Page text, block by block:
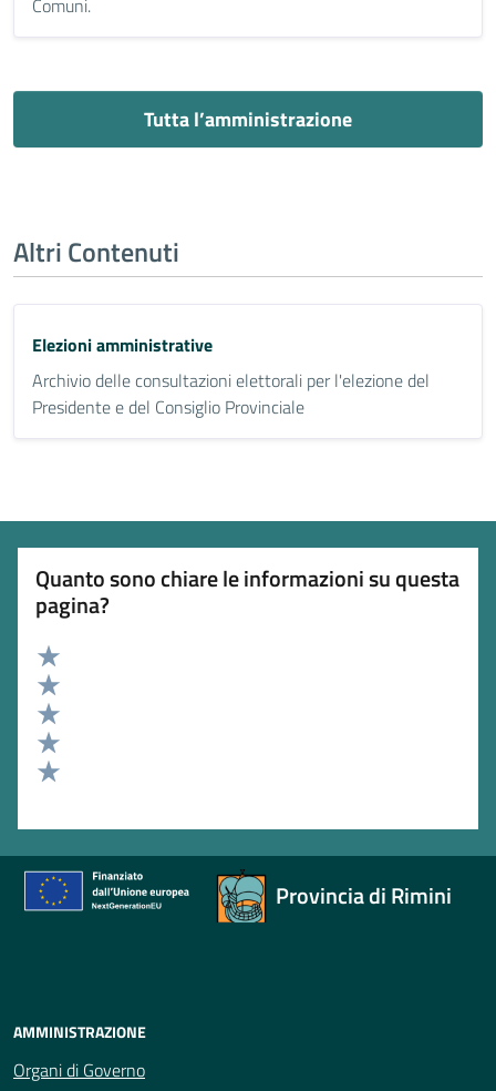
Comuni.
Tutta l’amministrazione
Altri Contenuti
Elezioni amministrative
Archivio delle consultazioni elettorali per l'elezione del
Presidente e del Consiglio Provinciale
Quanto sono chiare le informazioni su questa
pagina?
Valuta 5 stelle su 5
Valuta 4 stelle su 5
Valuta 3 stelle su 5
Valuta 2 stelle su 5
Provincia di Rimini
AMMINISTRAZIONE
Organi di Governo